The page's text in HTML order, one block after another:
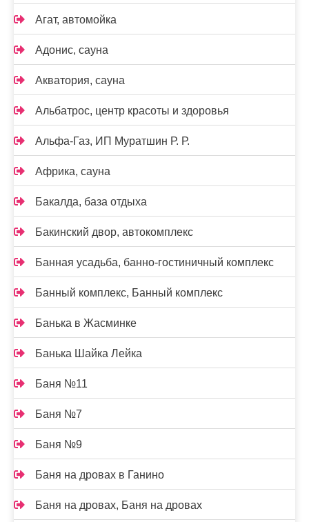
Агат, автомойка
Адонис, сауна
Акватория, сауна
Альбатрос, центр красоты и здоровья
Альфа-Газ, ИП Муратшин Р. Р.
Африка, сауна
Бакалда, база отдыха
Бакинский двор, автокомплекс
Банная усадьба, банно-гостиничный комплекс
Банный комплекс, Банный комплекс
Банька в Жасминке
Банька Шайка Лейка
Баня №11
Баня №7
Баня №9
Баня на дровах в Ганино
Баня на дровах, Баня на дровах